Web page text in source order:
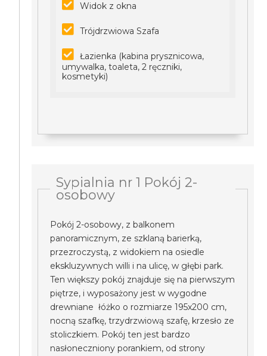
Widok z okna
Trójdrzwiowa Szafa
Łazienka (kabina prysznicowa,
umywalka, toaleta, 2 ręczniki,
kosmetyki)
Sypialnia nr 1 Pokój 2-
osobowy
Pokój 2-osobowy, z balkonem
panoramicznym, ze szklaną barierką,
przezroczystą, z widokiem na osiedle
ekskluzywnych willi i na ulicę, w głębi park.
Ten większy pokój znajduje się na pierwszym
piętrze, i wyposażony jest w wygodne
drewniane łóżko o rozmiarze 195x200 cm,
nocną szafkę, trzydrzwiową szafę, krzesło ze
stoliczkiem. Pokój ten jest bardzo
nasłoneczniony porankiem, od strony